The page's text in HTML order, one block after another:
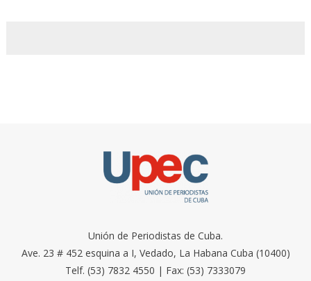
Unión de Periodistas de Cuba.
Ave. 23 # 452 esquina a I, Vedado, La Habana Cuba (10400)
Telf. (53) 7832 4550 | Fax: (53) 7333079